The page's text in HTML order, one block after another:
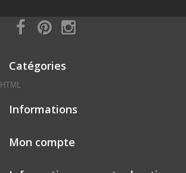
Catégories
HTML
Informations
Mon compte